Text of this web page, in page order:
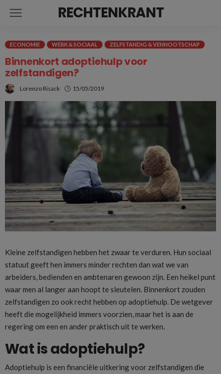
RECHTENKRANT
ECONOMIE WERK & SOCIAAL ZELFSTANDIG & VENNOOTSCHAP
Binnenkort adoptiehulp voor
zelfstandigen?
Lorenzo Risack 15/05/2019
Kleine zelfstandigen hebben het zwaar te verduren. Hun sociaal
statuut geeft hen immers minder rechten dan wat we van
arbeiders, bedienden en ambtenaren gewoon zijn. Een heikel punt
waar men al langer aan hoopt te sleutelen. Binnenkort zouden
zelfstandigen zo ook recht hebben op adoptiehulp. De wetgever
heeft die mogelijkheid immers voorzien, maar het is aan de
regering om een en ander praktisch uit te werken.
Wat is adoptiehulp?
Adoptiehulp is een financiële uitkering voor zelfstandigen die